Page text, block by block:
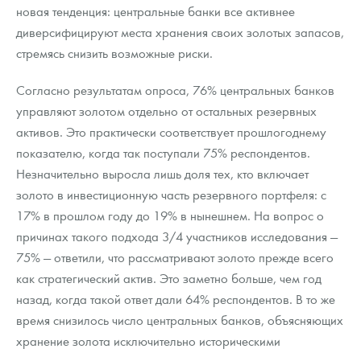
новая тенденция: центральные банки все активнее
диверсифицируют места хранения своих золотых запасов,
стремясь снизить возможные риски.
Согласно результатам опроса, 76% центральных банков
управляют золотом отдельно от остальных резервных
активов. Это практически соответствует прошлогоднему
показателю, когда так поступали 75% респондентов.
Незначительно выросла лишь доля тех, кто включает
золото в инвестиционную часть резервного портфеля: с
17% в прошлом году до 19% в нынешнем. На вопрос о
причинах такого подхода 3/4 участников исследования —
75% — ответили, что рассматривают золото прежде всего
как стратегический актив. Это заметно больше, чем год
назад, когда такой ответ дали 64% респондентов. В то же
время снизилось число центральных банков, объясняющих
хранение золота исключительно историческими